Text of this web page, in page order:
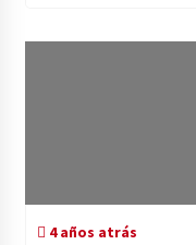
4 años atrás